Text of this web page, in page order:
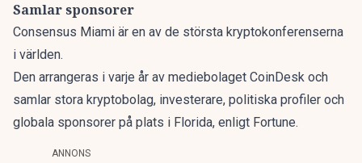
Samlar sponsorer
Consensus Miami är en av de största kryptokonferenserna
i världen.
Den arrangeras i varje år av mediebolaget CoinDesk och
samlar stora kryptobolag, investerare, politiska profiler och
globala sponsorer på plats i Florida, enligt Fortune.
ANNONS